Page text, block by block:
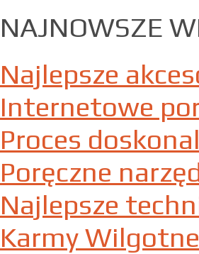
NAJNOWSZE
Najlepsze
Internetowe
Proces
Poręczne
Najlepsze
Karmy